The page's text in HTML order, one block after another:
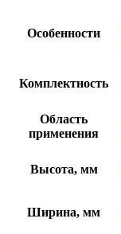
Особенности
Комплектность
Область
применения
Высота, мм
Ширина, мм